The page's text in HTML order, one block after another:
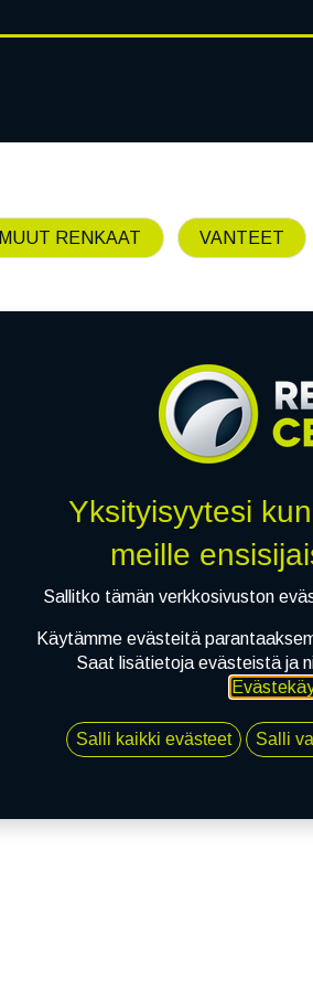
MUUT RENKAAT VANTEET
Yksityisyytesi
meille
Sallitko tämän verkkosivuston
Käytämme evästeitä
Saat lisätietoja evästeistä ja
Salli kaikki evästeet Salli